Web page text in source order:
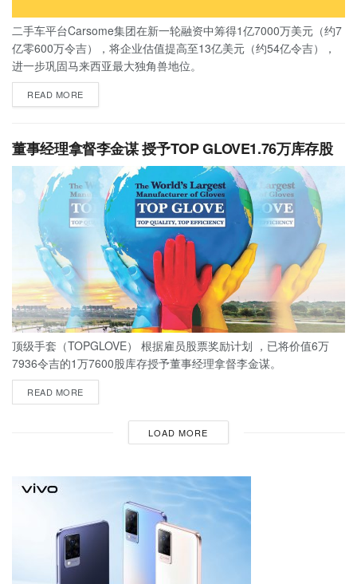
二手车平台Carsome集团在新一轮融资中筹得1亿7000万美元（约7
亿零600万令吉），将企业估值提高至13亿美元（约54亿令吉），
进一步巩固马来西亚最大独角兽地位。
READ MORE
董事经理拿督李金谋 授予TOP GLOVE1.76万库存股
顶级手套（TOPGLOVE） 根据雇员股票奖励计划 ，已将价值6万
7936令吉的1万7600股库存授予董事经理拿督李金谋。
READ MORE
LOAD MORE